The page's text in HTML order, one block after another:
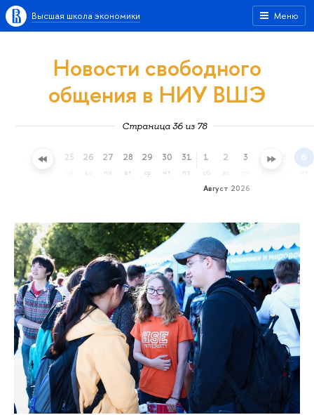
Меню
Высшая школа экономики
Новости свободного
общения в НИУ ВШЭ
Страница 36 из 78
24 25 26 27
пн
28
вт
29
ср
30
чт
31
пт
Август 2026
1
сб
2 3 4 6
чт